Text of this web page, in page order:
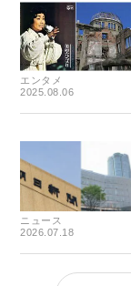
エンタメ
2025.08.06
ニュース
2026.07.18